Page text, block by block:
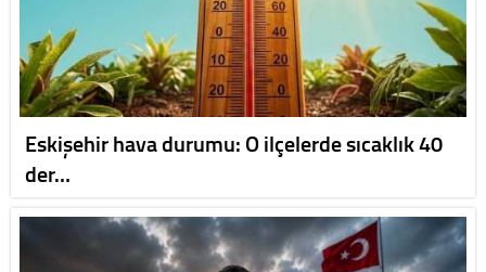
Eskişehir hava durumu: O ilçelerde sıcaklık 40
der…